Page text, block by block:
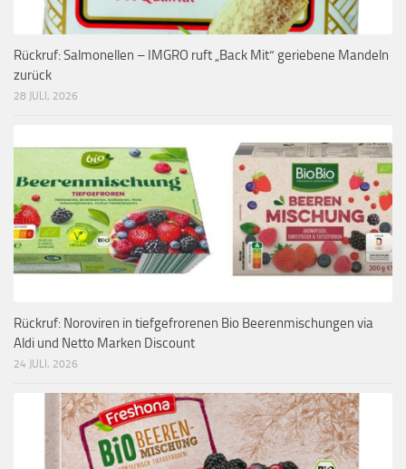
Rückruf: Salmonellen – IMGRO ruft „Back Mit“ geriebene Mandeln
zurück
28 JULI, 2026
Rückruf: Noroviren in tiefgefrorenen Bio Beerenmischungen via
Aldi und Netto Marken Discount
24 JULI, 2026